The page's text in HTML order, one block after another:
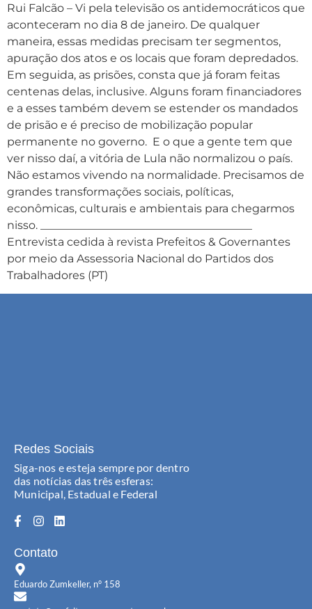
Rui Falcão – Vi pela televisão os antidemocráticos que
aconteceram no dia 8 de janeiro. De qualquer
maneira, essas medidas precisam ter segmentos,
apuração dos atos e os locais que foram depredados.
Em seguida, as prisões, consta que já foram feitas
centenas delas, inclusive. Alguns foram financiadores
e a esses também devem se estender os mandados
de prisão e é preciso de mobilização popular
permanente no governo. E o que a gente tem que
ver nisso daí, a vitória de Lula não normalizou o país.
Não estamos vivendo na normalidade. Precisamos de
grandes transformações sociais, políticas,
econômicas, culturais e ambientais para chegarmos
nisso. ______________________________________
Entrevista cedida à revista Prefeitos & Governantes
por meio da Assessoria Nacional do Partidos dos
Trabalhadores (PT)
Redes Sociais
Siga-nos e esteja sempre por dentro
das notícias das três esferas:
Municipal, Estadual e Federal
Contato
Eduardo Zumkeller, n° 158